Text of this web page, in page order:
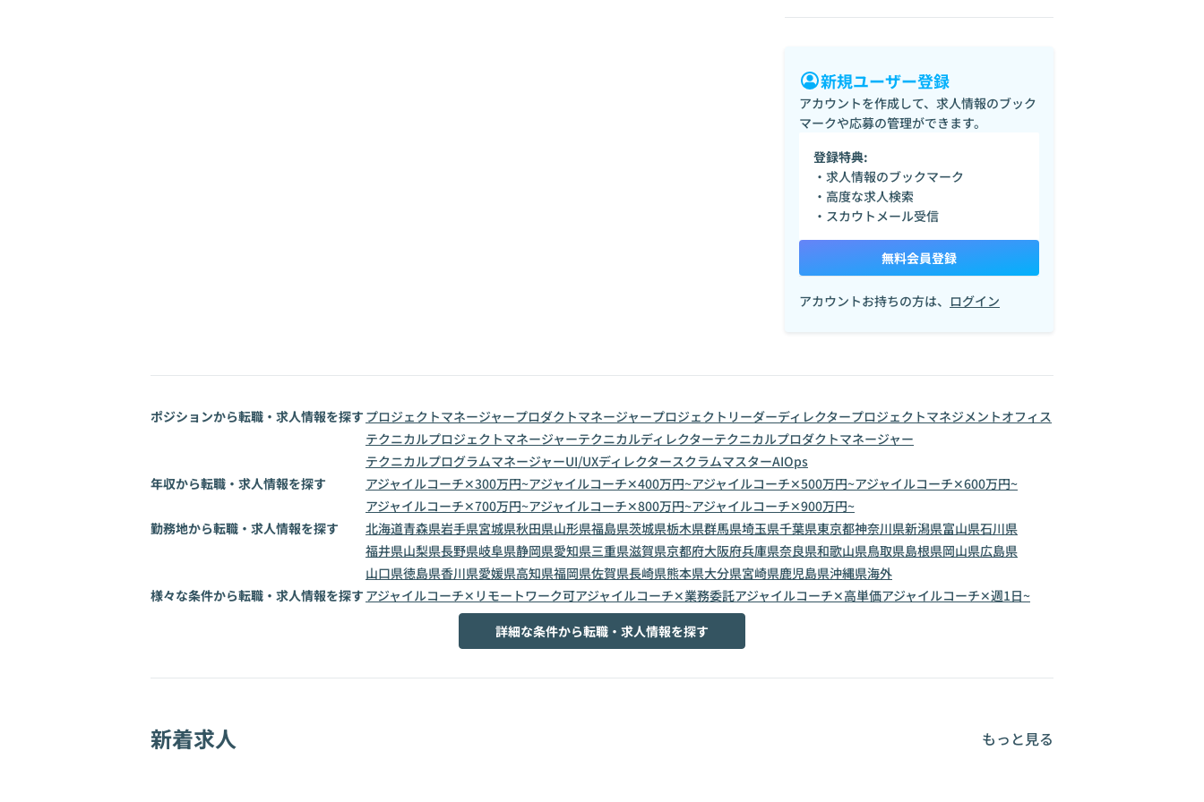
新規ユーザー登録
アカウントを作成して、求人情報のブック
マークや応募の管理ができます。
登録特典:
・求人情報のブックマーク
・高度な求人検索
・スカウトメール受信
無料会員登録
アカウントお持ちの方は、 ログイン
ポジションから転職・求人情報を探す プロジェクトマネージャープロダクトマネージャープロジェクトリーダーディレクタープロジェクトマネジメントオフィス
テクニカルプロジェクトマネージャーテクニカルディレクターテクニカルプロダクトマネージャー
テクニカルプログラムマネージャーUI/UXディレクタースクラムマスターAIOps
年収から転職・求人情報を探す
アジャイルコーチ✕300万円~アジャイルコーチ✕400万円~アジャイルコーチ✕500万円~アジャイルコーチ✕600万円~
アジャイルコーチ✕700万円~アジャイルコーチ✕800万円~アジャイルコーチ✕900万円~
勤務地から転職・求人情報を探す
北海道青森県岩手県宮城県秋田県山形県福島県茨城県栃木県群馬県埼玉県千葉県東京都神奈川県新潟県富山県石川県
福井県山梨県長野県岐阜県静岡県愛知県三重県滋賀県京都府大阪府兵庫県奈良県和歌山県鳥取県島根県岡山県広島県
山口県徳島県香川県愛媛県高知県福岡県佐賀県長崎県熊本県大分県宮崎県鹿児島県沖縄県海外
様々な条件から転職・求人情報を探す アジャイルコーチ✕リモートワーク可アジャイルコーチ✕業務委託アジャイルコーチ✕高単価アジャイルコーチ✕週1日~
詳細な条件から転職・求人情報を探す
新着求人 もっと見る